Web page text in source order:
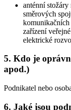
anténní stožáry
směrových
zařízení
elektrické
5. Kdo je
apod.)
Podnikatel nebo
6. Jaké jsou